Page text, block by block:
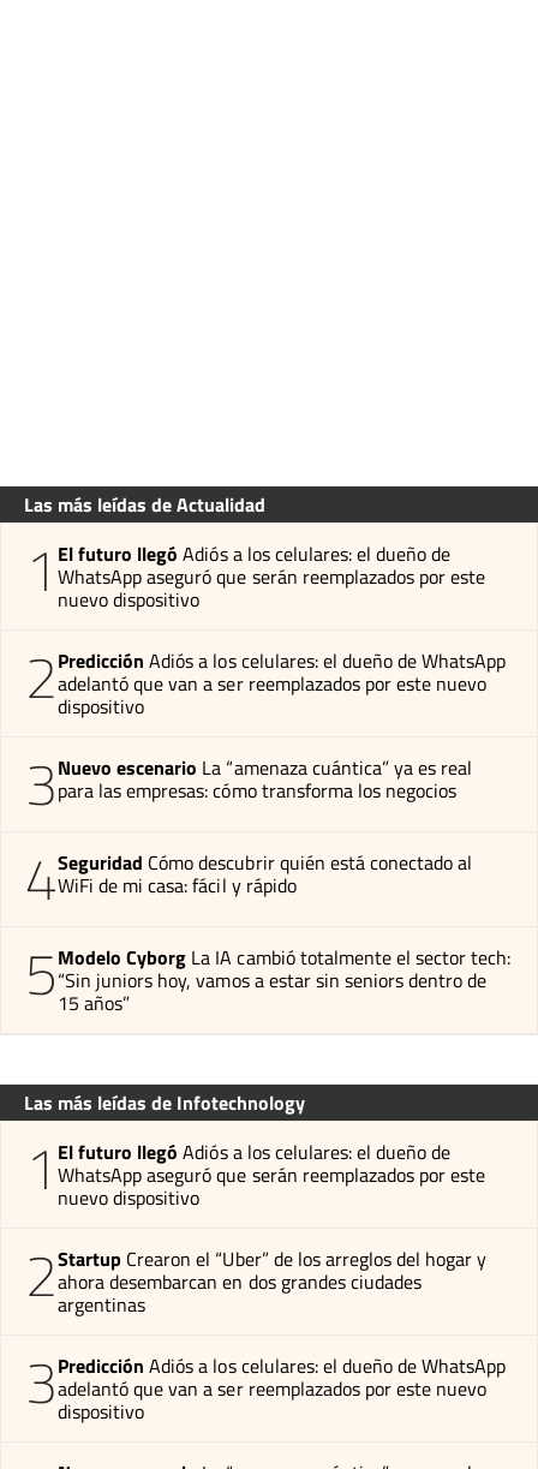
Las más leídas de Actualidad
1 El futuro llegó Adiós a los celulares: el dueño de
WhatsApp aseguró que serán reemplazados por este
nuevo dispositivo
2Predicción Adiós a los celulares: el dueño de WhatsApp
adelantó que van a ser reemplazados por este nuevo
dispositivo
3Nuevo escenario La “amenaza cuántica” ya es real
para las empresas: cómo transforma los negocios
4Seguridad Cómo descubrir quién está conectado al
WiFi de mi casa: fácil y rápido
5Modelo Cyborg La IA cambió totalmente el sector tech:
“Sin juniors hoy, vamos a estar sin seniors dentro de
15 años”
Las más leídas de Infotechnology
1 El futuro llegó Adiós a los celulares: el dueño de
WhatsApp aseguró que serán reemplazados por este
nuevo dispositivo
2Startup Crearon el “Uber” de los arreglos del hogar y
ahora desembarcan en dos grandes ciudades
argentinas
3Predicción Adiós a los celulares: el dueño de WhatsApp
adelantó que van a ser reemplazados por este nuevo
dispositivo